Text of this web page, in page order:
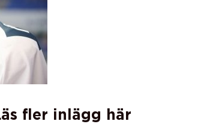
fler inlägg här